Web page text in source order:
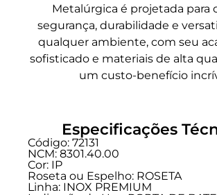
Metalúrgica é projetada para
segurança, durabilidade e
qualquer ambiente, com seu
sofisticado e materiais de alta
um custo-benefício
Especificações
Código: 72131
NCM: 8301.40.00
Cor: IP
Roseta ou Espelho: ROSETA
Linha: INOX PREMIUM